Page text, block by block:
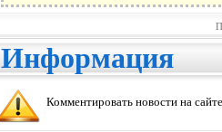
Информация
Комментировать новости на